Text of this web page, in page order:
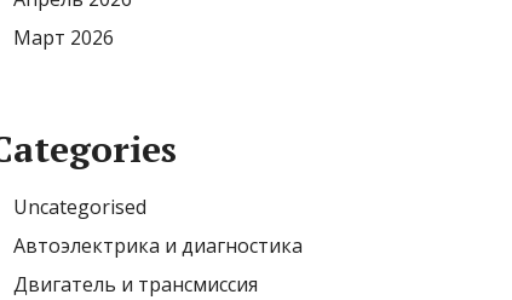
Март 2026
Uncategorised
Автоэлектрика и диагностика
Двигатель и трансмиссия